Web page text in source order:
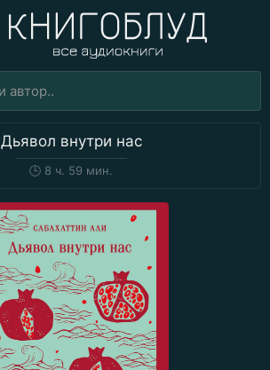
Дьявол внутри нас
🕒 8 ч. 59 мин.